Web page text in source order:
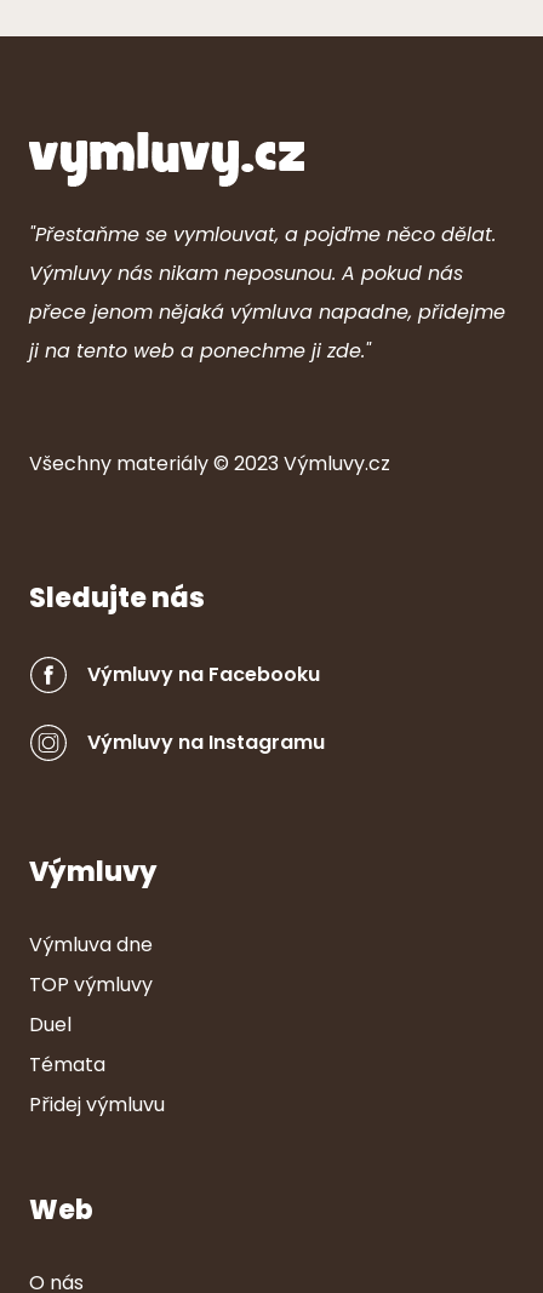
"Přestaňme se vymlouvat, a pojďme něco dělat.
Výmluvy nás nikam neposunou. A pokud nás
přece jenom nějaká výmluva napadne, přidejme
ji na tento web a ponechme ji zde."
Všechny materiály © 2023Výmluvy.cz
Sledujte nás
Výmluvy na Facebooku
Výmluvy na Instagramu
Výmluvy
Výmluva dne
TOP výmluvy
Duel
Témata
Přidej výmluvu
Web
O nás